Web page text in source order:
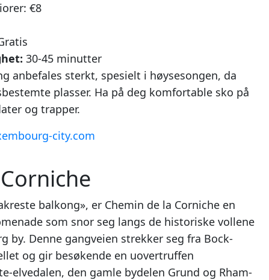
€8
30-45 minutter
anbefales sterkt, spesielt i høysesongen, da
plasser. Ha på deg komfortable sko på
og trapper.
city.com
balkong», er Chemin de la Corniche en
som snor seg langs de historiske vollene
by. Denne gangveien strekker seg fra Bock-
og gir besøkende en uovertruffen
elvedalen, den gamle bydelen Grund og Rham-